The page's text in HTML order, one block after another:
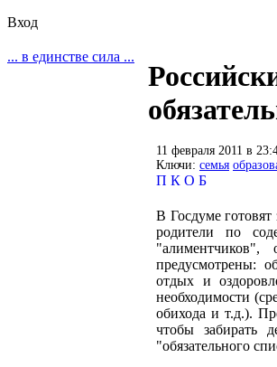
Вход
... в единстве сила ...
11 февраля 2011 в
Ключи: семья
П К О Б
В Госдуме
родители по
предусмотрены:
отдых и
необходимости
обихода и т.д.).
чтобы забирать
"обязательного